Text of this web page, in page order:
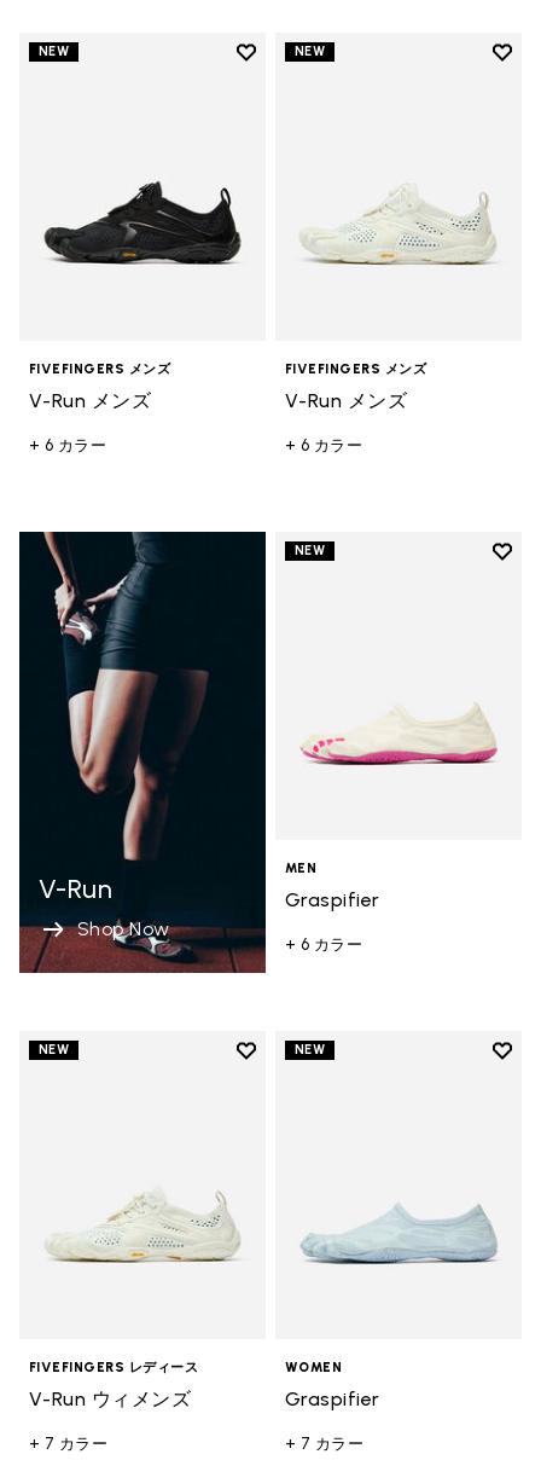
NEW
Add to wishlist
FIVEFINGERS メンズ
V-Run メンズ
+ 6 カラー
NEW
Add
FIVEFINGERS メンズ
V-Run メンズ
+ 6 カラー
V-Run
Shop Now
NEW
Add
MEN
Graspifier
+ 6 カラー
NEW
Add to wishlist
FIVEFINGERS レディース
V-Run ウィメンズ
+ 7 カラー
NEW
Add
WOMEN
Graspifier
+ 7 カラー